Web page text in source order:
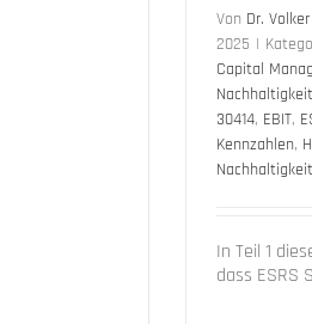
Von Dr.
2025 |
Capital
Nachhaltigkeit
30414, EBIT,
Kennzahlen,
In Teil 1
dass ESRS